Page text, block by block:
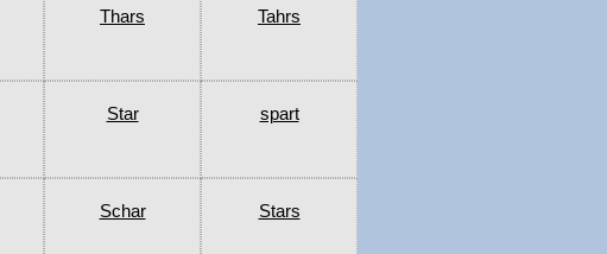
Thars Tahrs
Star spart
Schar Stars